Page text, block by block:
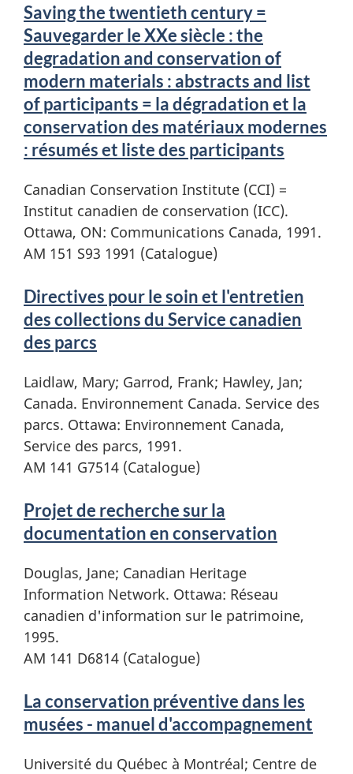
Saving the twentieth century =
Sauvegarder le XXe siècle : the
degradation and conservation of
modern materials : abstracts and list
of participants = la dégradation et la
conservation des matériaux modernes
: résumés et liste des participants
Canadian Conservation Institute (CCI) =
Institut canadien de conservation (ICC).
Ottawa, ON: Communications Canada, 1991.
AM 151 S93 1991 (Catalogue)
Directives pour le soin et l'entretien
des collections du Service canadien
des parcs
Laidlaw, Mary; Garrod, Frank; Hawley, Jan;
Canada. Environnement Canada. Service des
parcs. Ottawa: Environnement Canada,
Service des parcs, 1991.
AM 141 G7514 (Catalogue)
Projet de recherche sur la
documentation en conservation
Douglas, Jane; Canadian Heritage
Information Network. Ottawa: Réseau
canadien d'information sur le patrimoine,
1995.
AM 141 D6814 (Catalogue)
La conservation préventive dans les
musées - manuel d'accompagnement
Université du Québec à Montréal; Centre de